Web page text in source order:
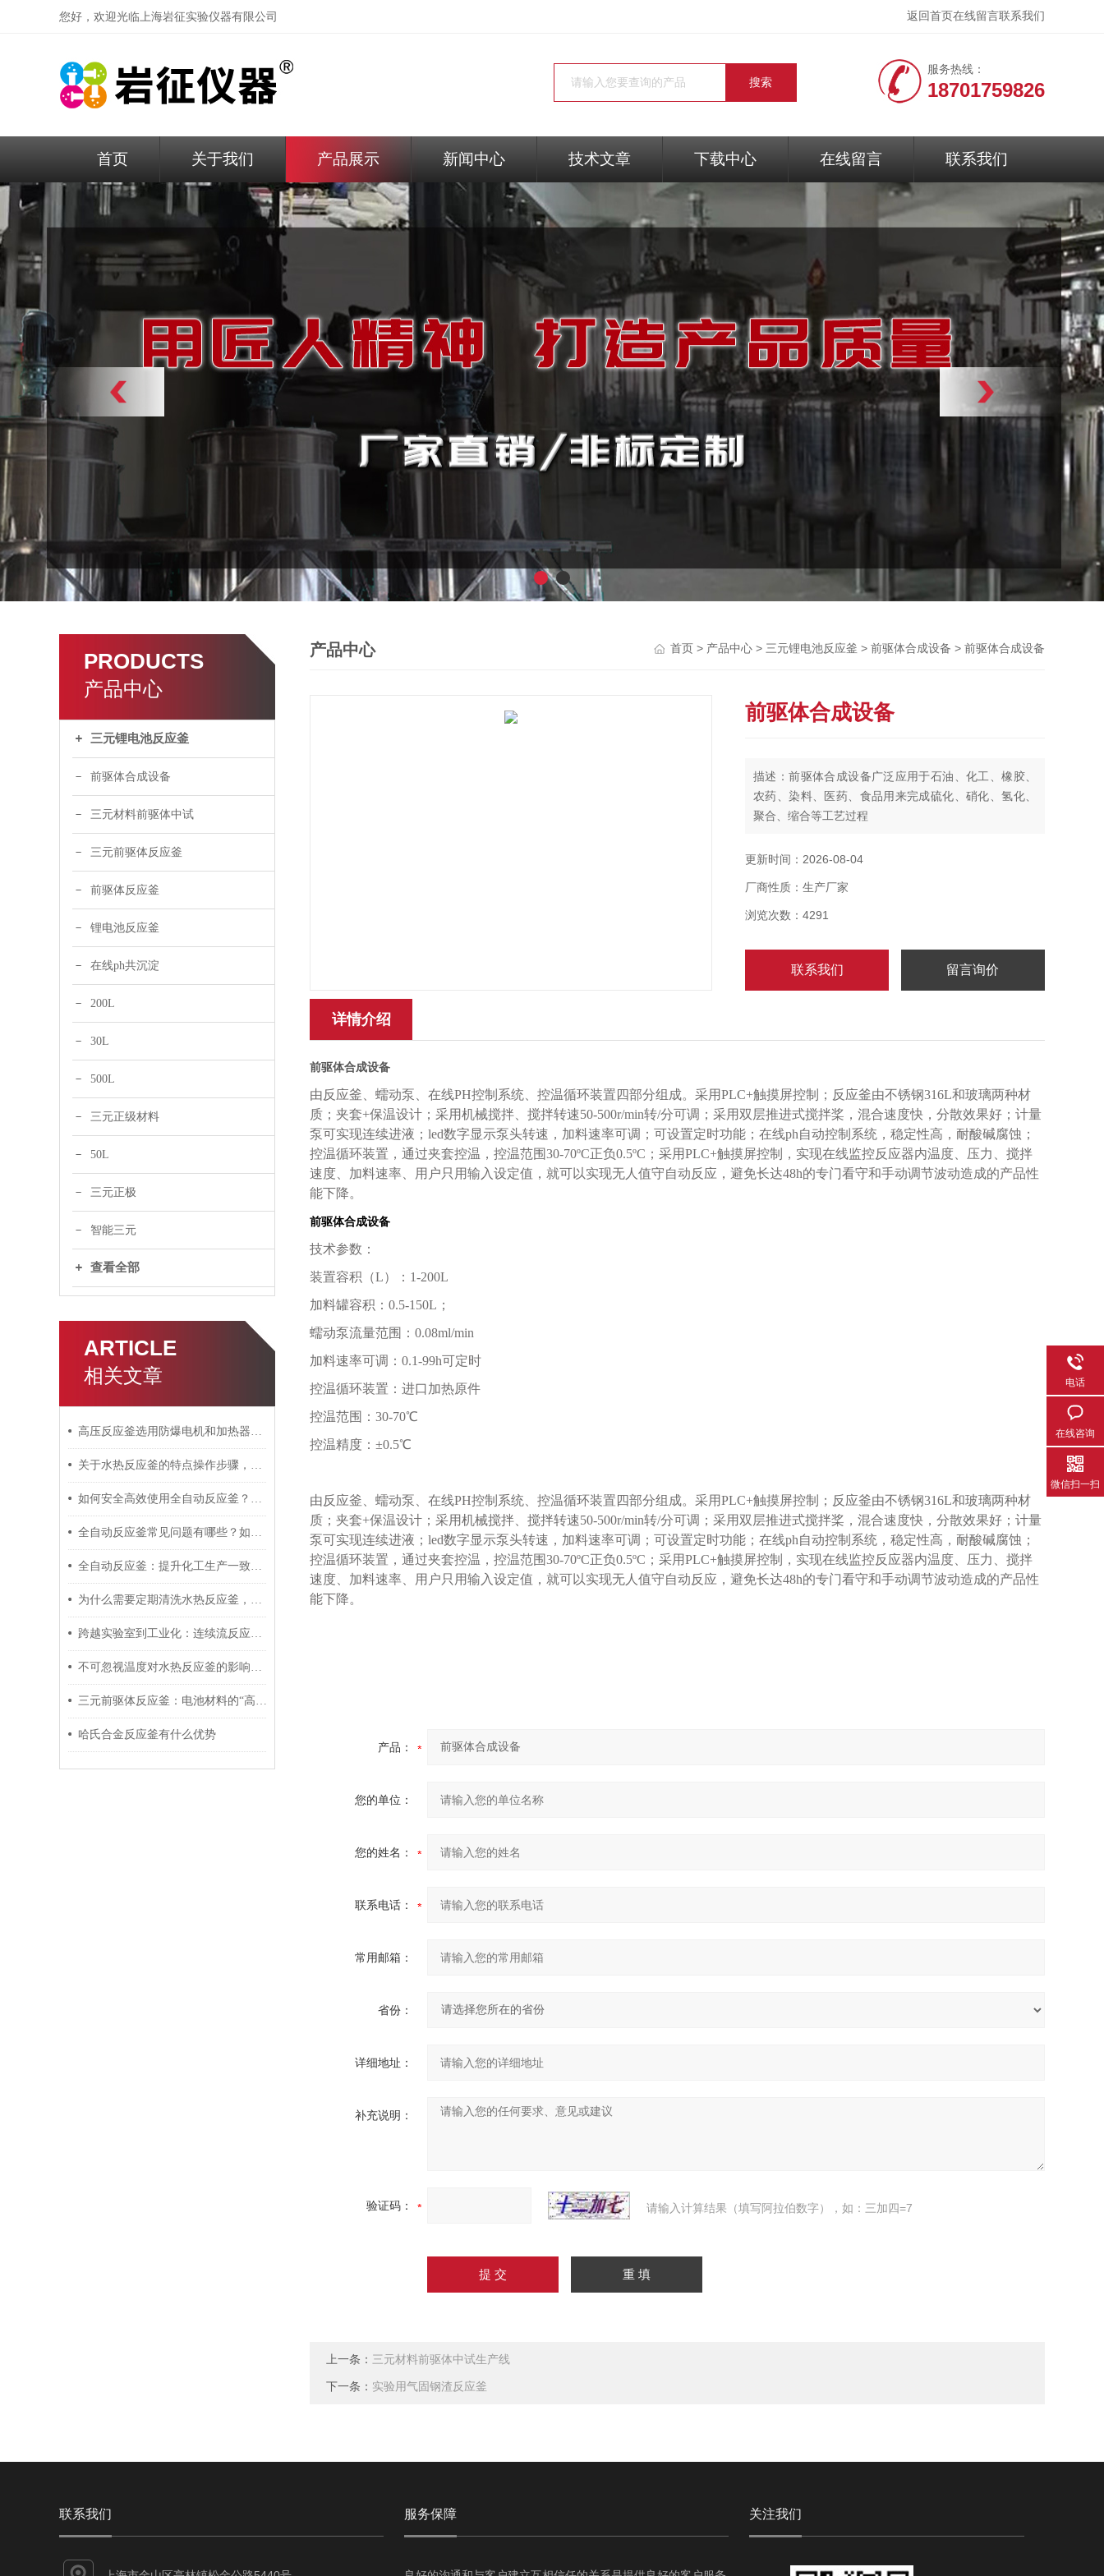
您好，欢迎光临上海岩征实验仪器有限公司 返回首页 在线留言联系我们
服务热线：
18701759826
首页 关于我们 产品展示 新闻中心 技术文章 下载中心 在线留言 联系我们
PRODUCTS
产品中心
三元锂电池反应釜
前驱体合成设备
三元材料前驱体中试
三元前驱体反应釜
前驱体反应釜
锂电池反应釜
在线ph共沉淀
200L
30L
500L
三元正级材料
50L
三元正极
智能三元
查看全部
ARTICLE
相关文章
高压反应釜选用防爆电机和加热器因此安全系数较高
关于水热反应釜的特点操作步骤，这里有介绍
如何安全高效使用全自动反应釜？核心应用与保养要点详解
全自动反应釜常见问题有哪些？如何快速解决
全自动反应釜：提升化工生产一致性与安全性的关键技术装备
为什么需要定期清洗水热反应釜，原因如下
跨越实验室到工业化：连续流反应器在医药化工与新材料领域的破局应用
不可忽视温度对水热反应釜的影响，原因如下
三元前驱体反应釜：电池材料的“高效生产者”
哈氏合金反应釜有什么优势
产品中心 首页 > 产品中心 > 三元锂电池反应釜 > 前驱体合成设备 > 前驱体合成设备
前驱体合成设备
描述：前驱体合成设备广泛应用于石油、化工、橡胶、
农药、染料、医药、食品用来完成硫化、硝化、氢化、
聚合、缩合等工艺过程
更新时间：2026-08-04
厂商性质：生产厂家
浏览次数：4291
联系我们 留言询价
详情介绍
前驱体合成设备
由反应釜、蠕动泵、在线PH控制系统、控温循环装置四部分组成。采用PLC+触摸屏控制；反应釜由不锈钢316L和玻璃两种材
质；夹套+保温设计；采用机械搅拌、搅拌转速50-500r/min转/分可调；采用双层推进式搅拌桨，混合速度快，分散效果好；计量
泵可实现连续进液；led数字显示泵头转速，加料速率可调；可设置定时功能；在线ph自动控制系统，稳定性高，耐酸碱腐蚀；
控温循环装置，通过夹套控温，控温范围30-70ºC正负0.5ºC；采用PLC+触摸屏控制，实现在线监控反应器内温度、压力、搅拌
速度、加料速率、用户只用输入设定值，就可以实现无人值守自动反应，避免长达48h的专门看守和手动调节波动造成的产品性
能下降。
前驱体合成设备
技术参数：
装置容积（L）：1-200L
加料罐容积： 0.5-150L；
蠕动泵流量范围： 0.08ml/min
加料速率可调： 0.1-99h可定时
控温循环装置：进口加热原件
控温范围： 30-70℃
控温精度： ±0.5℃
由反应釜、蠕动泵、在线PH控制系统、控温循环装置四部分组成。采用PLC+触摸屏控制；反应釜由不锈钢316L和玻璃两种材
质；夹套+保温设计；采用机械搅拌、搅拌转速50-500r/min转/分可调；采用双层推进式搅拌桨，混合速度快，分散效果好；计量
泵可实现连续进液；led数字显示泵头转速，加料速率可调；可设置定时功能；在线ph自动控制系统，稳定性高，耐酸碱腐蚀；
控温循环装置，通过夹套控温，控温范围30-70ºC正负0.5ºC；采用PLC+触摸屏控制，实现在线监控反应器内温度、压力、搅拌
速度、加料速率、用户只用输入设定值，就可以实现无人值守自动反应，避免长达48h的专门看守和手动调节波动造成的产品性
能下降。
产品：
您的单位：
您的姓名：
联系电话：
常用邮箱：
省份：
详细地址：
补充说明：
验证码： 请输入计算结果（填写阿拉伯数字），如：三加四=7
上一条： 三元材料前驱体中试生产线
下一条： 实验用气固钢渣反应釜
联系我们 服务保障 关注我们
电话
在线咨询
微信扫一扫